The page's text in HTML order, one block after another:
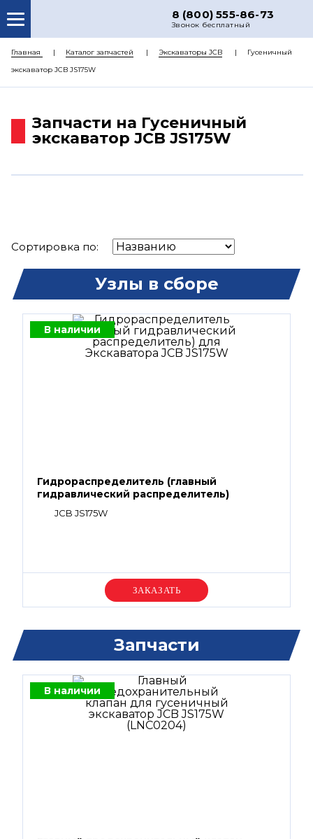
8 (800) 555-86-73
Звонок бесплатный
О НАС
ДОСТАВКА
Главная Каталог запчастей Экскаваторы JCB
Гусеничный
экскаватор JCB JS175W
Запчасти на Гусеничный
экскаватор JCB JS175W
Сортировка по:
Узлы в сборе
В наличии
Гидрораспределитель (главный
гидравлический распределитель)
JCB JS175W
Уточняйте цену
Запчасти
В наличии